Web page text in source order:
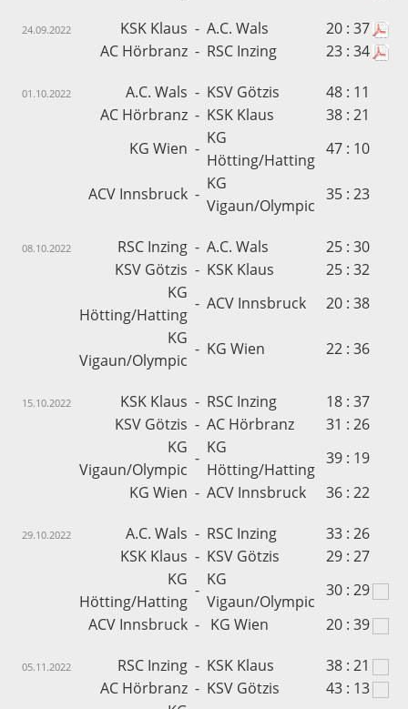
24.09.2022 KSK Klaus - A.C. Wals
20 : 37
AC Hörbranz - RSC Inzing 23 : 34
01.10.2022 A.C. Wals - KSV Götzis
48 : 11
AC Hörbranz - KSK Klaus
38 : 21
KG Wien -
KG
Hötting/Hatting
47 : 10
ACV Innsbruck -
KG
Vigaun/Olympic
35 : 23
08.10.2022 RSC Inzing - A.C. Wals
25 : 30
KSV Götzis - KSK Klaus
25 : 32
KG
Hötting/Hatting
- ACV Innsbruck
20 : 38
KG
Vigaun/Olympic
- KG Wien 22 : 36
15.10.2022 KSK Klaus - RSC Inzing
18 : 37
KSV Götzis - AC Hörbranz
31 : 26
KG
Vigaun/Olympic
-
KG
Hötting/Hatting
39 : 19
KG Wien - ACV Innsbruck 36 : 22
29.10.2022 A.C. Wals - RSC Inzing
33 : 26
KSK Klaus - KSV Götzis
29 : 27
KG
Hötting/Hatting
-
KG
Vigaun/Olympic
30 : 29
ACV Innsbruck - KG Wien 20 : 39
05.11.2022 RSC Inzing - KSK Klaus
38 : 21
AC Hörbranz - KSV Götzis
43 : 13